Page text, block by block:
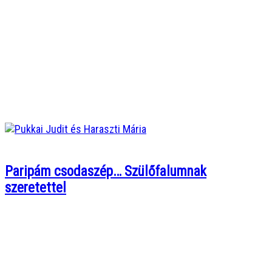
Paripám csodaszép… Szülőfalumnak
szeretettel